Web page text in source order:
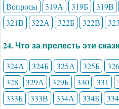
Вопросы 319А 319Б 319В
321В
322А 322Б 322В 323
24. Что за прелесть эти
324А 324Б 325А 325Б
328
329А 329Б 330 331
333Б
333В 334А 334Б